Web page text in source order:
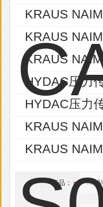
KRAUS
KRAUS
KRAUS
HYDAC压力
HYDAC压力
KRAUS
KRAUS
产品：